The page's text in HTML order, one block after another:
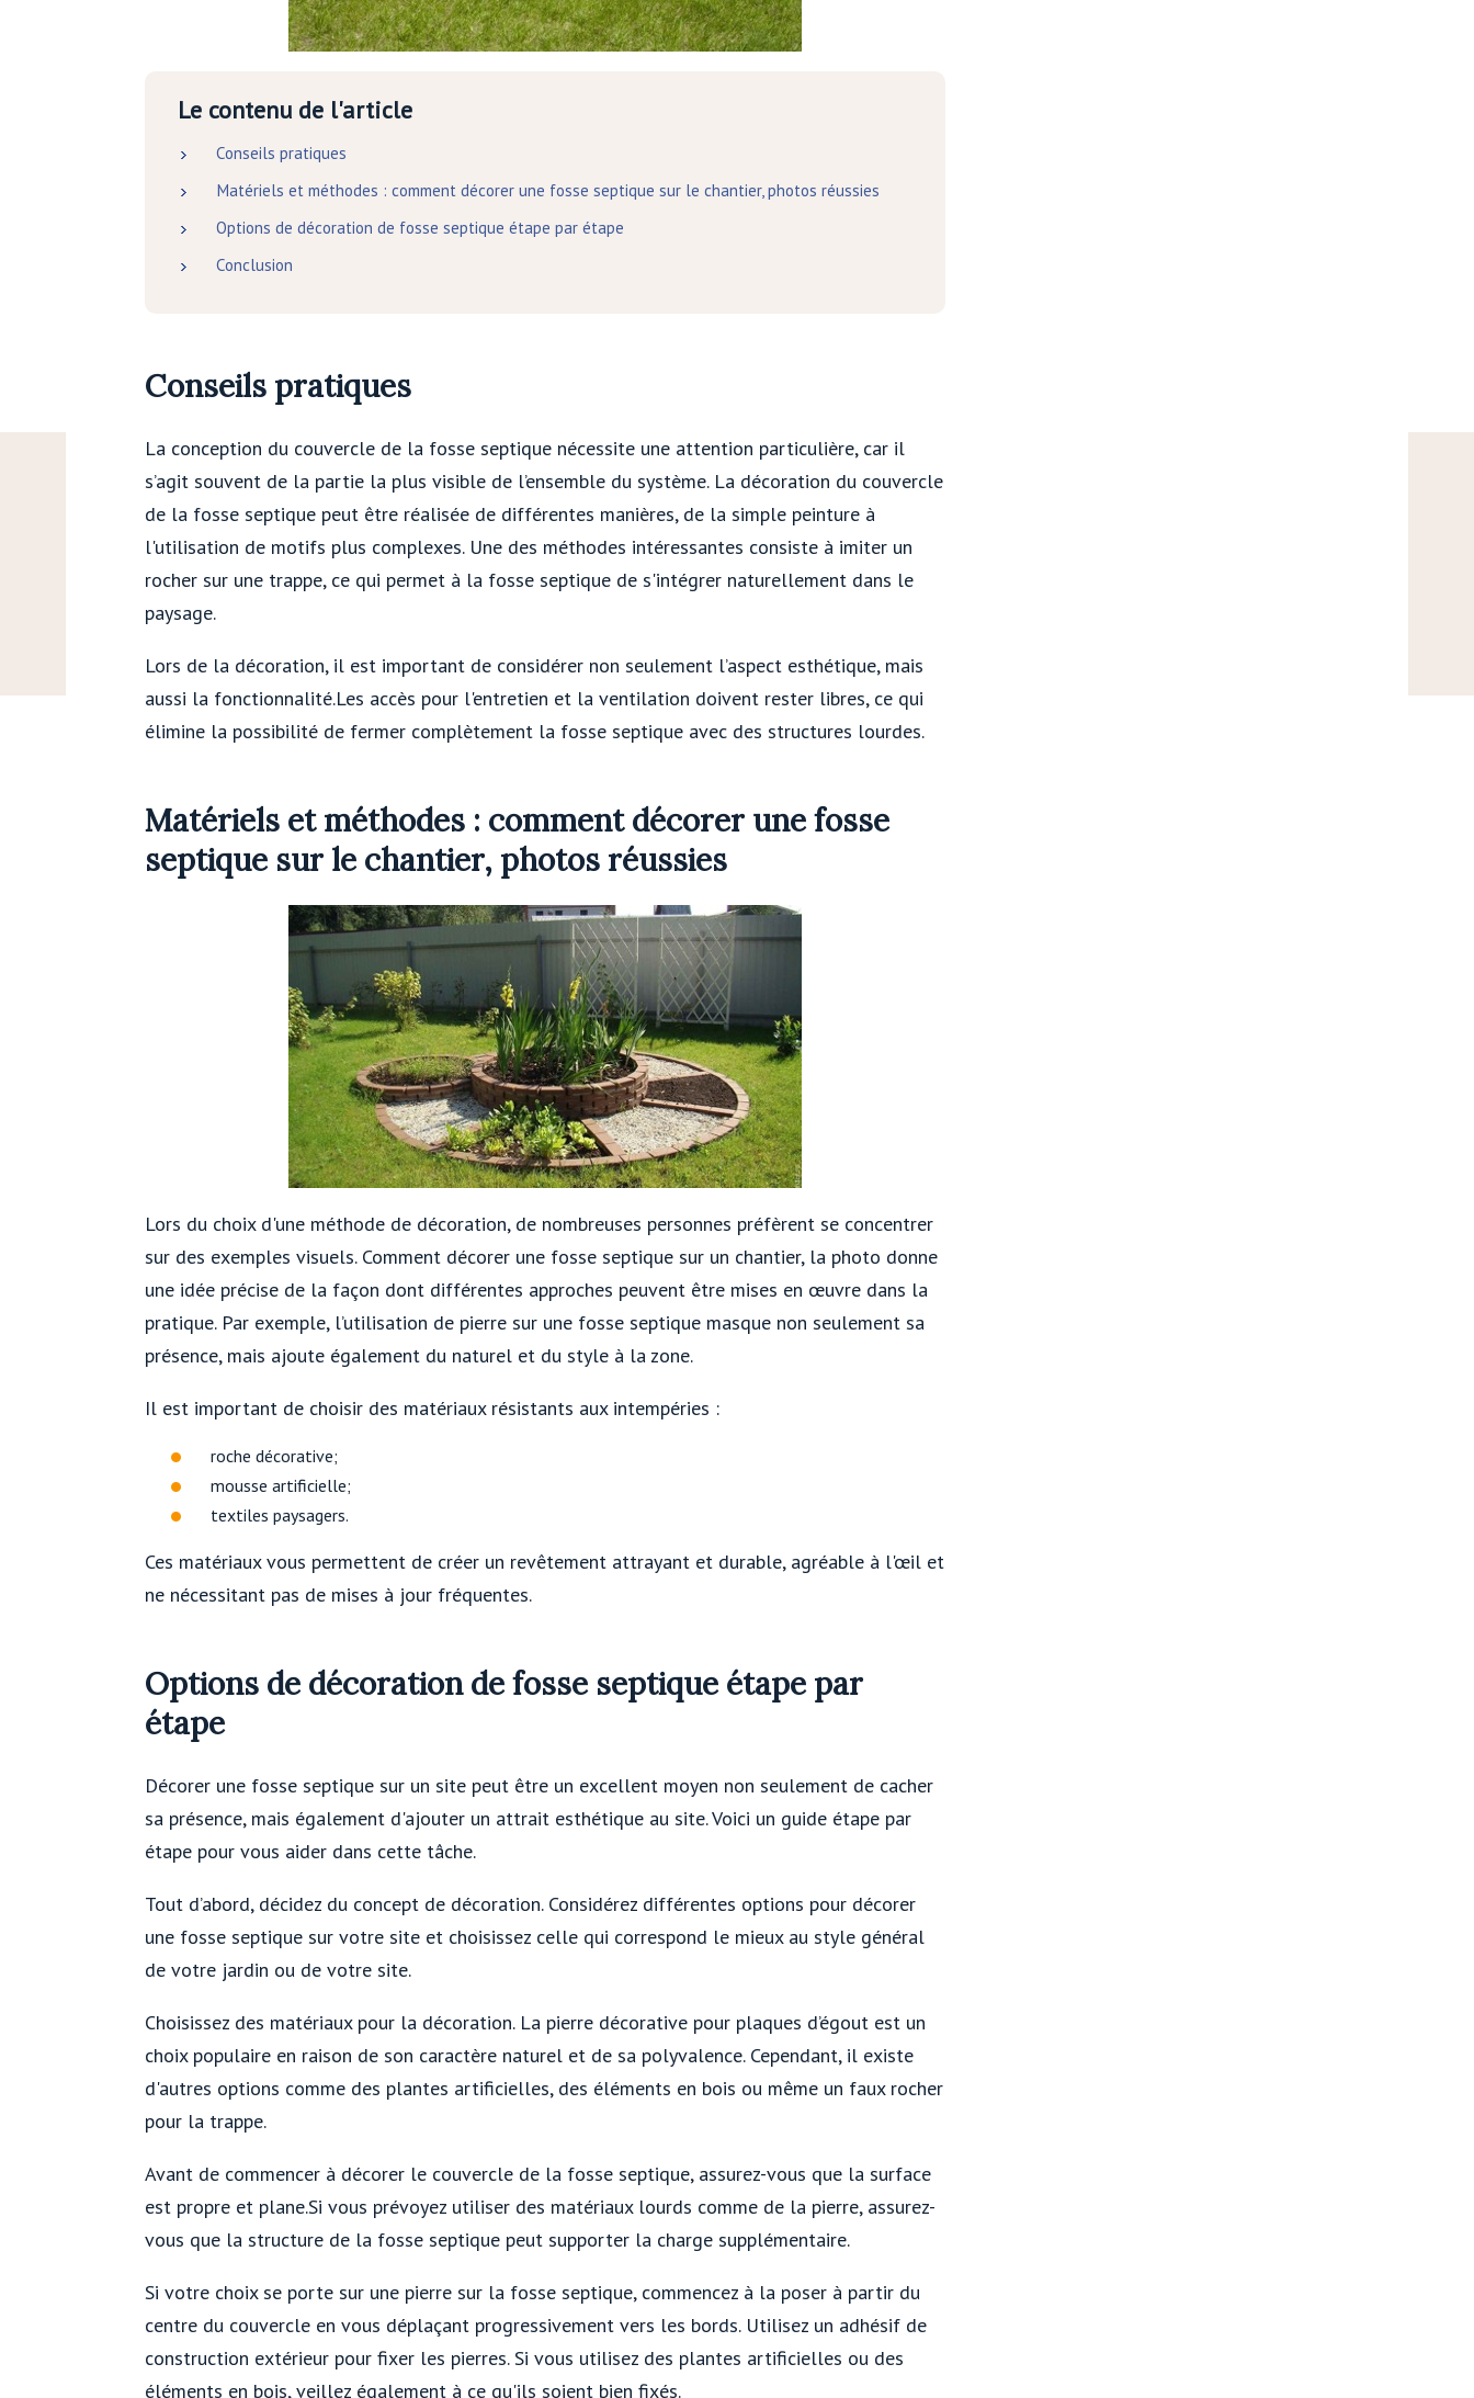
Le contenu de l'article
Conseils pratiques
Matériels et méthodes : comment décorer une fosse septique sur le chantier, photos réussies
Options de décoration de fosse septique étape par étape
Conclusion
Conseils pratiques
La conception du couvercle de la fosse septique nécessite une attention particulière, car il
s’agit souvent de la partie la plus visible de l’ensemble du système. La décoration du couvercle
de la fosse septique peut être réalisée de différentes manières, de la simple peinture à
l'utilisation de motifs plus complexes. Une des méthodes intéressantes consiste à imiter un
rocher sur une trappe, ce qui permet à la fosse septique de s'intégrer naturellement dans le
paysage.
Lors de la décoration, il est important de considérer non seulement l’aspect esthétique, mais
aussi la fonctionnalité.Les accès pour l'entretien et la ventilation doivent rester libres, ce qui
élimine la possibilité de fermer complètement la fosse septique avec des structures lourdes.
Matériels et méthodes : comment décorer une fosse
septique sur le chantier, photos réussies
Lors du choix d'une méthode de décoration, de nombreuses personnes préfèrent se concentrer
sur des exemples visuels. Comment décorer une fosse septique sur un chantier, la photo donne
une idée précise de la façon dont différentes approches peuvent être mises en œuvre dans la
pratique. Par exemple, l’utilisation de pierre sur une fosse septique masque non seulement sa
présence, mais ajoute également du naturel et du style à la zone.
Il est important de choisir des matériaux résistants aux intempéries :
roche décorative;
mousse artificielle;
textiles paysagers.
Ces matériaux vous permettent de créer un revêtement attrayant et durable, agréable à l'œil et
ne nécessitant pas de mises à jour fréquentes.
Options de décoration de fosse septique étape par
étape
Décorer une fosse septique sur un site peut être un excellent moyen non seulement de cacher
sa présence, mais également d'ajouter un attrait esthétique au site. Voici un guide étape par
étape pour vous aider dans cette tâche.
Tout d’abord, décidez du concept de décoration. Considérez différentes options pour décorer
une fosse septique sur votre site et choisissez celle qui correspond le mieux au style général
de votre jardin ou de votre site.
Choisissez des matériaux pour la décoration. La pierre décorative pour plaques d’égout est un
choix populaire en raison de son caractère naturel et de sa polyvalence. Cependant, il existe
d'autres options comme des plantes artificielles, des éléments en bois ou même un faux rocher
pour la trappe.
Avant de commencer à décorer le couvercle de la fosse septique, assurez-vous que la surface
est propre et plane.Si vous prévoyez utiliser des matériaux lourds comme de la pierre, assurez-
vous que la structure de la fosse septique peut supporter la charge supplémentaire.
Si votre choix se porte sur une pierre sur la fosse septique, commencez à la poser à partir du
centre du couvercle en vous déplaçant progressivement vers les bords. Utilisez un adhésif de
construction extérieur pour fixer les pierres. Si vous utilisez des plantes artificielles ou des
éléments en bois, veillez également à ce qu'ils soient bien fixés.